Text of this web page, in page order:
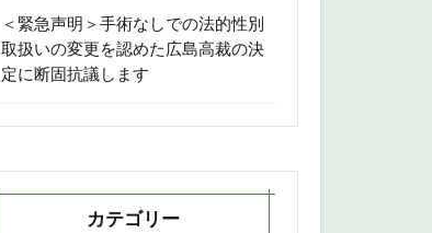
＜緊急声明＞手術なしでの法的性別
取扱いの変更を認めた広島高裁の決
定に断固抗議します
カテゴリー